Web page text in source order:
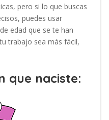
pero si lo que buscas
puedes usar
edad que se te han
trabajo sea más fácil,
que naciste: